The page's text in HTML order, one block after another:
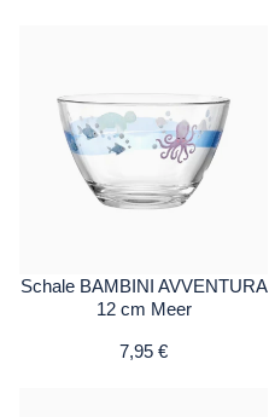
Schale BAMBINI AVVENTURA
12 cm Meer
7,95 €